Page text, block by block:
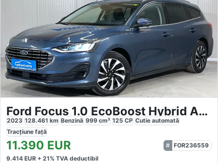
Ford Focus 1.0 EcoBoost Hybrid Aut Titanium
2023 128.461 km Benzină 999 cm³ 125 CP Cutie automată
Tracțiune față
11.390 EUR
FOR236559
9.414 EUR + 21% TVA deductibil